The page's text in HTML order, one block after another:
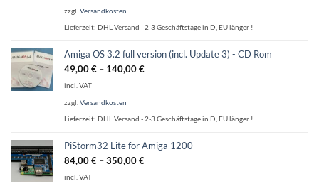
zzgl. Versandkosten
Lieferzeit: DHL Versand - 2-3 Geschäftstage in D, EU länger !
Amiga OS 3.2 full version (incl. Update 3) - CD Rom
49,00€ – 140,00€
incl. VAT
zzgl. Versandkosten
Lieferzeit: DHL Versand - 2-3 Geschäftstage in D, EU länger !
PiStorm32 Lite for Amiga 1200
84,00€ –350,00€
incl. VAT